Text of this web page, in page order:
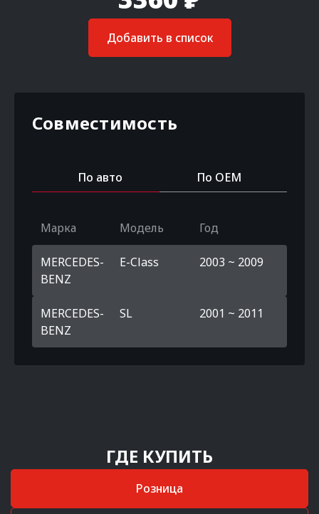
Добавить в список
Совместимость
По авто По OEM
Марка Модель Год
MERCEDES-
BENZ
E-Class 2003 ~ 2009
MERCEDES-
BENZ
SL 2001 ~ 2011
ГДЕ КУПИТЬ
Розница